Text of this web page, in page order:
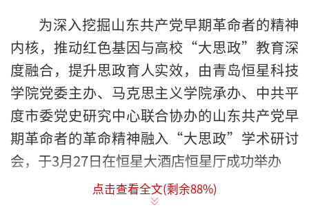
为深入挖掘山东共产党早期革命者的精神
内核，推动红色基因与高校“大思政”教育深
度融合，提升思政育人实效，由青岛恒星科技
学院党委主办、马克思主义学院承办、中共平
度市委党史研究中心联合协办的山东共产党早
期革命者的革命精神融入“大思政”学术研讨
会，于3月27日在恒星大酒店恒星厅成功举办
青岛市社科联学会部部长纪云华，青岛市
点击查看全文(剩余88%)